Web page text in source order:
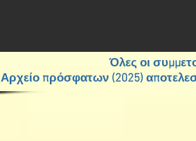
Όλες οι
Αρχείο πρόσφατων (2025)